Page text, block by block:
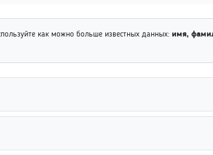
как можно больше известных данных: имя,
функцией расширенного поиска. Возраст помогает